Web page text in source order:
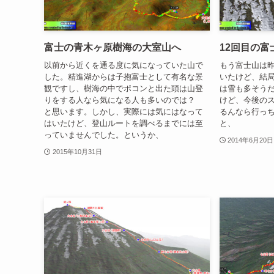
富士の青木ヶ原樹海の大室山へ
以前から近くを通る度に気になっていた山で
した。精進湖からは子抱富士として有名な景
観ですし、樹海の中でポコンと出た頭は山登
りをする人なら気になる人も多いのでは？
と思います。しかし、実際には気にはなって
はいたけど、登山ルートを調べるまでには至
っていませんでした。というか、
2015年10月31日
12回目の富
もう富士山は
いたけど、結
は雪も多そう
けど、今後の
るんなら行っ
と、
2014年6月20日